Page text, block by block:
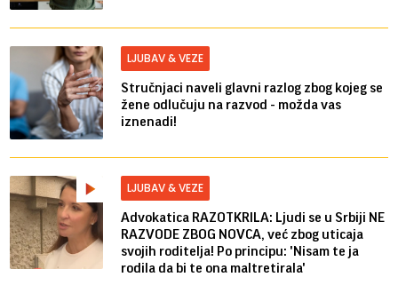
LJUBAV & VEZE
Stručnjaci naveli glavni razlog zbog kojeg se
žene odlučuju na razvod - možda vas
iznenadi!
LJUBAV & VEZE
Advokatica RAZOTKRILA: Ljudi se u Srbiji NE
RAZVODE ZBOG NOVCA, već zbog uticaja
svojih roditelja! Po principu: 'Nisam te ja
rodila da bi te ona maltretirala'